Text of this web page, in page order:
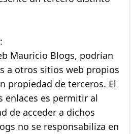
Mauricio Blogs, podrían
a otros sitios web propios
propiedad de terceros. El
enlaces es permitir al
de acceder a dichos
no se responsabiliza en